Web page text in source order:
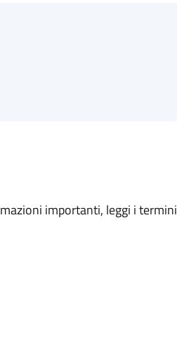
importanti, leggi i termini